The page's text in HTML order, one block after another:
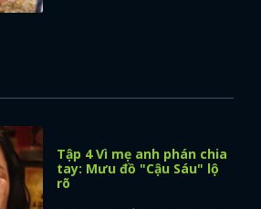
Tập 4 Vì mẹ anh phán chia
tay: Mưu đồ "Cậu Sáu" lộ
rõ